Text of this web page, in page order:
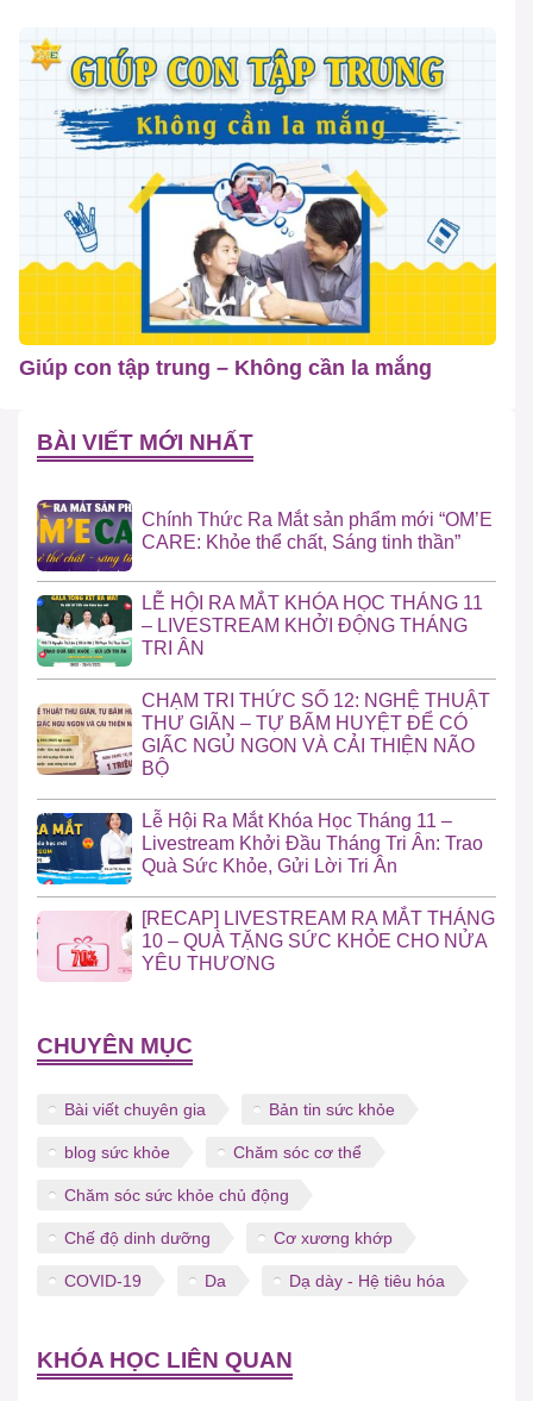
Giúp con tập trung – Không cần la mắng
BÀI VIẾT MỚI NHẤT
Chính Thức Ra Mắt sản phẩm mới “OM’E
CARE: Khỏe thể chất, Sáng tinh thần”
LỄ HỘI RA MẮT KHÓA HỌC THÁNG 11
– LIVESTREAM KHỞI ĐỘNG THÁNG
TRI ÂN
CHẠM TRI THỨC SỐ 12: NGHỆ THUẬT
THƯ GIÃN – TỰ BẤM HUYỆT ĐỂ CÓ
GIẤC NGỦ NGON VÀ CẢI THIỆN NÃO
BỘ
Lễ Hội Ra Mắt Khóa Học Tháng 11 –
Livestream Khởi Đầu Tháng Tri Ân: Trao
Quà Sức Khỏe, Gửi Lời Tri Ân
[RECAP] LIVESTREAM RA MẮT THÁNG
10 – QUÀ TẶNG SỨC KHỎE CHO NỬA
YÊU THƯƠNG
CHUYÊN MỤC
Bài viết chuyên gia Bản tin sức khỏe
blog sức khỏe Chăm sóc cơ thể
Chăm sóc sức khỏe chủ động
Chế độ dinh dưỡng Cơ xương khớp
COVID-19 Da Dạ dày - Hệ tiêu hóa
KHÓA HỌC LIÊN QUAN